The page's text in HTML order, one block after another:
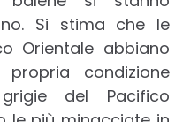
Si stima che le
Orientale abbiano
condizione
del Pacifico